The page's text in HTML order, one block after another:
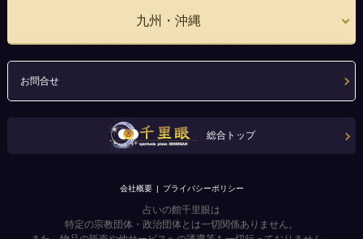
九州・沖縄
お問合せ
総合トップ
会社概要 プライバシーポリシー
占いの館千里眼は
特定の宗教団体・政治団体とは一切関係ありません。